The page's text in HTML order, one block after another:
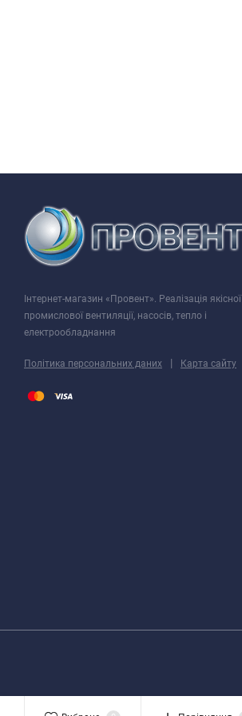
Інтернет-магазин «Провент». Реалізація якісної
промислової вентиляції, насосів, тепло і
електрообладнання
Політика персональних даних | Карта сайту